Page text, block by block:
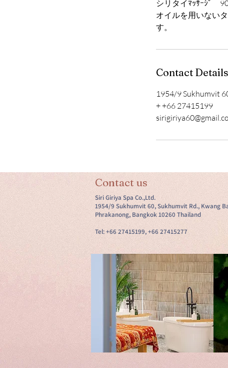
シリタイﾏｯｻｰｼﾞ
オイルを用いない
す。
Contact Details
1954/9 Sukhumvit
+ +66 27415199
Contact us
Siri Giriya Spa Co.,Ltd.
1954/9 Sukhumvit 60, Sukhumvit Rd., Kwang
Phrakanong, Bangkok 10260 Thailand
Tel: +66 27415199, +66 27415277